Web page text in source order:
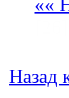
««
Назад